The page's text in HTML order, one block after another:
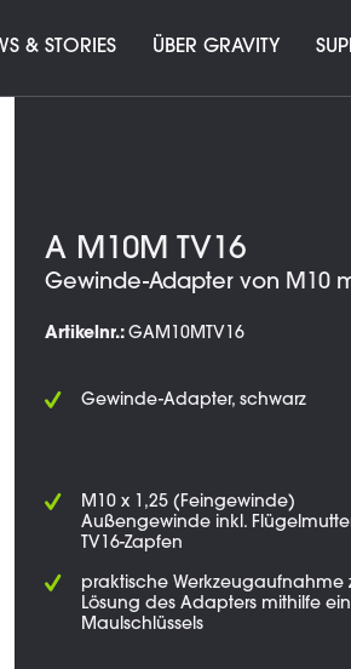
& STORIES ÜBER GRAVITY
A M10M TV16
Gewinde-Adapter von M10
Artikelnr.: GAM10MTV16
Gewinde-Adapter, schwarz
M10 x 1,25 (Feingewinde)
Außengewinde inkl.
TV16-Zapfen
praktische Werkzeugaufnahme
Lösung des Adapters mithilfe
Maulschlüssels